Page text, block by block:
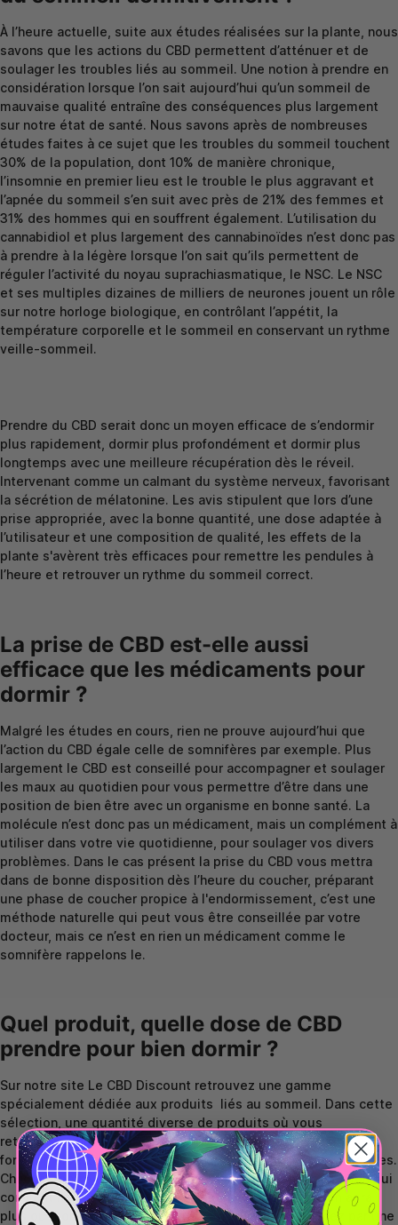
À l’heure actuelle, suite aux études réalisées sur la plante, nous
savons que les actions du CBD permettent d’atténuer et de
soulager les troubles liés au sommeil. Une notion à prendre en
considération lorsque l’on sait aujourd’hui qu’un sommeil de
mauvaise qualité entraîne des conséquences plus largement
sur notre état de santé. Nous savons après de nombreuses
études faites à ce sujet que les troubles du sommeil touchent
30% de la population, dont 10% de manière chronique,
l’insomnie en premier lieu est le trouble le plus aggravant et
l’apnée du sommeil s’en suit avec près de 21% des femmes et
31% des hommes qui en souffrent également. L’utilisation du
cannabidiol et plus largement des cannabinoïdes n’est donc pas
à prendre à la légère lorsque l’on sait qu’ils permettent de
réguler l’activité du noyau suprachiasmatique, le NSC. Le NSC
et ses multiples dizaines de milliers de neurones jouent un rôle
sur notre horloge biologique, en contrôlant l’appétit, la
température corporelle et le sommeil en conservant un rythme
veille-sommeil.
Prendre du CBD serait donc un moyen efficace de s’endormir
plus rapidement, dormir plus profondément et dormir plus
longtemps avec une meilleure récupération dès le réveil.
Intervenant comme un calmant du système nerveux, favorisant
la sécrétion de mélatonine. Les avis stipulent que lors d’une
prise appropriée, avec la bonne quantité, une dose adaptée à
l’utilisateur et une composition de qualité, les effets de la
plante s'avèrent très efficaces pour remettre les pendules à
l’heure et retrouver un rythme du sommeil correct.
La prise de CBD est-elle aussi
efficace que les médicaments pour
dormir ?
Malgré les études en cours, rien ne prouve aujourd’hui que
l’action du CBD égale celle de somnifères par exemple. Plus
largement le CBD est conseillé pour accompagner et soulager
les maux au quotidien pour vous permettre d’être dans une
position de bien être avec un organisme en bonne santé. La
molécule n’est donc pas un médicament, mais un complément à
utiliser dans votre vie quotidienne, pour soulager vos divers
problèmes. Dans le cas présent la prise du CBD vous mettra
dans de bonne disposition dès l’heure du coucher, préparant
une phase de coucher propice à l'endormissement, c’est une
méthode naturelle qui peut vous être conseillée par votre
docteur, mais ce n’est en rien un médicament comme le
somnifère rappelons le.
Quel produit, quelle dose de CBD
prendre pour bien dormir ?
Sur notre site Le CBD Discount retrouvez une gamme
spécialement dédiée aux produits liés au sommeil. Dans cette
sélection, une quantité diverse de produits où vous
retrouverez nos huiles, nos huiles sublinguales avec une
fonction pipette à goutte, nos fleurs, nos infusions, nos gélules.
Chacun d’entre vous pourra choisir le mode d’administration qui
convient le mieux aux besoins. Selon le dosage l’action aura
plus ou moins d’effet, si vous êtes novices commencez par une